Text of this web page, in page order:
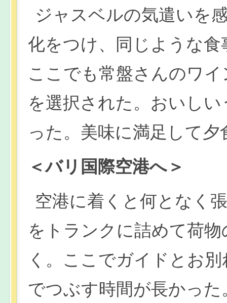
ジャスベルの気遣いを
化をつけ、同じような
ここでも常盤さんのワ
を選択された。おいし
った。美味に満足して夕
＜バリ国際空港へ＞
空港に着くと何となく
をトランクに詰めて荷
く。ここでガイドとお
でつぶす時間が長かった